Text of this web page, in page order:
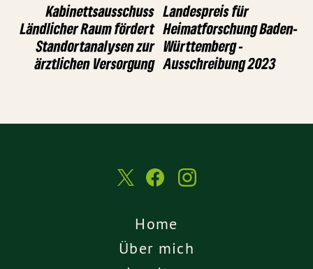
Kabinettsausschuss
Ländlicher Raum fördert
Standortanalysen zur
ärztlichen Versorgung
Landespreis für
Heimatforschung Baden-
Württemberg -
Ausschreibung 2023
Home
Über mich